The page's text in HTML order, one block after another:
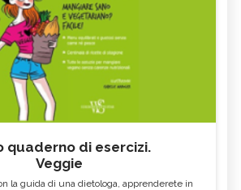
quaderno di esercizi.
Veggie
la guida di una dietologa, apprenderete in